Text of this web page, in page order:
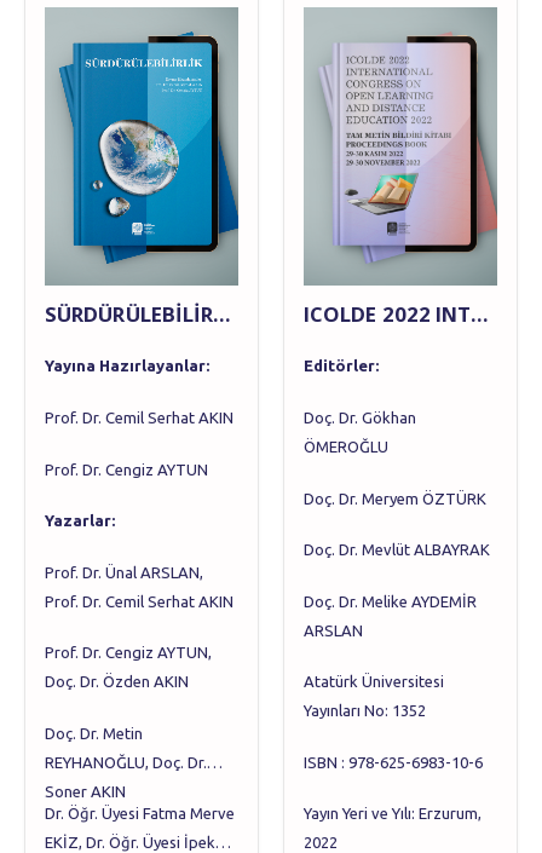
SÜRDÜRÜLEBİLİRLİK
Yayına Hazırlayanlar:
Prof. Dr. Cemil Serhat AKIN
Prof. Dr. Cengiz AYTUN
Yazarlar:
Prof. Dr. Ünal ARSLAN,
Prof. Dr. Cemil Serhat AKIN
Prof. Dr. Cengiz AYTUN,
Doç. Dr. Özden AKIN
Doç. Dr. Metin
REYHANOĞLU, Doç. Dr.
Soner AKIN
Dr. Öğr. Üyesi Fatma Merve
EKİZ, Dr. Öğr. Üyesi İpek
ICOLDE 2022 INTERNATIONAL CONGRESS ON OPEN LEARNING AND DISTANCE EDUCATION 2022 TAM METİN BİLDİRİ KİTABI PROCEEDINGS BOOK
Editörler:
Doç. Dr. Gökhan
ÖMEROĞLU
Doç. Dr. Meryem ÖZTÜRK
Doç. Dr. Mevlüt ALBAYRAK
Doç. Dr. Melike AYDEMİR
ARSLAN
Atatürk Üniversitesi
Yayınları No: 1352
ISBN : 978-625-6983-10-6
Yayın Yeri ve Yılı: Erzurum,
2022